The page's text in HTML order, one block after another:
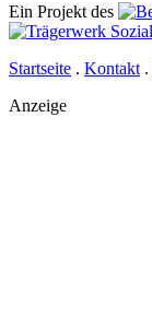
Ein Projekt des
Startseite . Kontakt .
Anzeige